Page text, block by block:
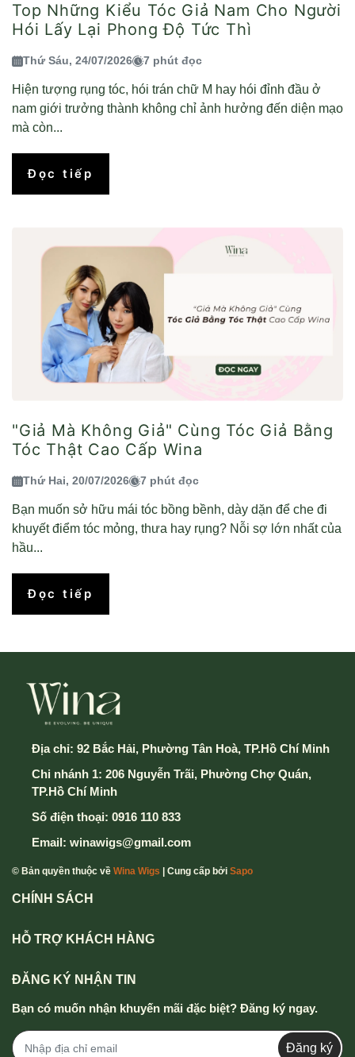
Top Những Kiểu Tóc Giả Nam Cho Người
Hói Lấy Lại Phong Độ Tức Thì
Thứ Sáu, 24/07/2026 7 phút đọc
Hiện tượng rụng tóc, hói trán chữ M hay hói đỉnh đầu ở
nam giới trưởng thành không chỉ ảnh hưởng đến diện mạo
mà còn...
Đọc tiếp
"Giả Mà Không Giả" Cùng Tóc Giả Bằng
Tóc Thật Cao Cấp Wina
Thứ Hai, 20/07/2026 7 phút đọc
Bạn muốn sở hữu mái tóc bồng bềnh, dày dặn để che đi
khuyết điểm tóc mỏng, thưa hay rụng? Nỗi sợ lớn nhất của
hầu...
Đọc tiếp
Địa chỉ: 92 Bắc Hải, Phường Tân Hoà, TP.Hồ Chí Minh
Chi nhánh 1: 206 Nguyễn Trãi, Phường Chợ Quán,
TP.Hồ Chí Minh
Số điện thoại: 0916 110 833
Email: winawigs@gmail.com
© Bản quyền thuộc về Wina Wigs | Cung cấp bởi Sapo
CHÍNH SÁCH
HỖ TRỢ KHÁCH HÀNG
ĐĂNG KÝ NHẬN TIN
Bạn có muốn nhận khuyến mãi đặc biệt? Đăng ký ngay.
Đăng ký